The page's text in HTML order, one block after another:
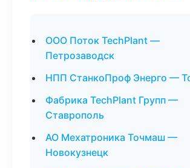
ООО Поток TechPlant —
Петрозаводск
НПП СтанкоПроф Энерго —
Фабрика TechPlant Групп —
Ставрополь
АО Мехатроника Точмаш —
Новокузнецк